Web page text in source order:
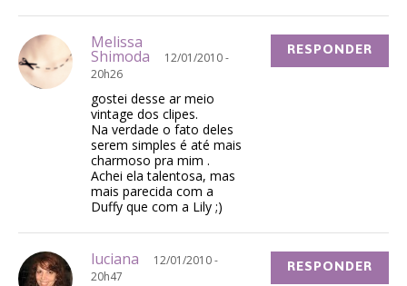
Melissa
Shimoda
12/01/2010 -
20h26
gostei desse ar meio
vintage dos clipes.
Na verdade o fato deles
serem simples é até mais
charmoso pra mim .
Achei ela talentosa, mas
mais parecida com a
Duffy que com a Lily ;)
RESPONDER
luciana
12/01/2010 -
20h47
RESPONDER